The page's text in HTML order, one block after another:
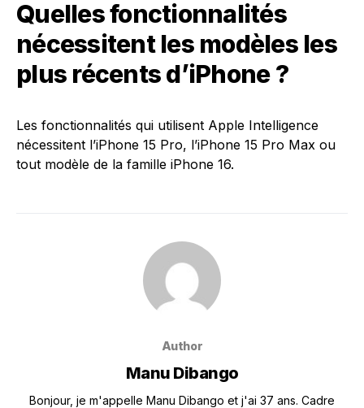
Quelles fonctionnalités
nécessitent les modèles les
plus récents d’iPhone ?
Les fonctionnalités qui utilisent Apple Intelligence
nécessitent l’iPhone 15 Pro, l’iPhone 15 Pro Max ou
tout modèle de la famille iPhone 16.
Author
Manu Dibango
Bonjour, je m'appelle Manu Dibango et j'ai 37 ans. Cadre